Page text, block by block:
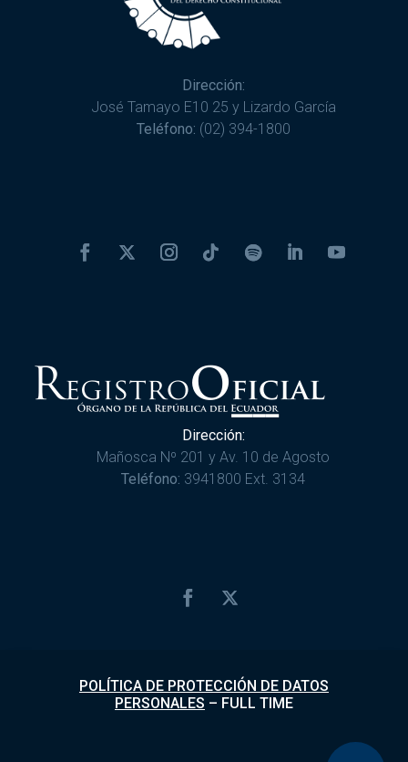
Dirección:
José Tamayo E10 25 y Lizardo García
Teléfono: (02) 394-1800
Dirección:
Mañosca Nº 201 y Av. 10 de Agosto
Teléfono: 3941800 Ext. 3134
POLÍTICA DE PROTECCIÓN DE DATOS
PERSONALES – FULL TIME